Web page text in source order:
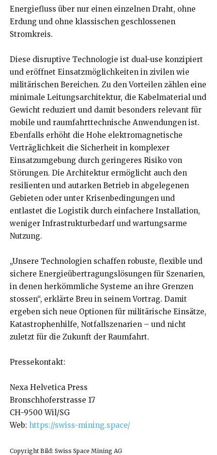
Energiefluss über nur einen einzelnen Draht, ohne
Erdung und ohne klassischen geschlossenen
Stromkreis.
Diese disruptive Technologie ist dual-use konzipiert
und eröffnet Einsatzmöglichkeiten in zivilen wie
militärischen Bereichen. Zu den Vorteilen zählen eine
minimale Leitungsarchitektur, die Kabelmaterial und
Gewicht reduziert und damit besonders relevant für
mobile und raumfahrttechnische Anwendungen ist.
Ebenfalls erhöht die Hohe elektromagnetische
Verträglichkeit die Sicherheit in komplexer
Einsatzumgebung durch geringeres Risiko von
Störungen. Die Architektur ermöglicht auch den
resilienten und autarken Betrieb in abgelegenen
Gebieten oder unter Krisenbedingungen und
entlastet die Logistik durch einfachere Installation,
weniger Infrastrukturbedarf und wartungsarme
Nutzung.
„Unsere Technologien schaffen robuste, flexible und
sichere Energieübertragungslösungen für Szenarien,
in denen herkömmliche Systeme an ihre Grenzen
stossen“, erklärte Breu in seinem Vortrag. Damit
ergeben sich neue Optionen für militärische Einsätze,
Katastrophenhilfe, Notfallszenarien – und nicht
zuletzt für die Zukunft der Raumfahrt.
Pressekontakt:
Nexa Helvetica Press
Bronschhoferstrasse 17
CH-9500 Wil/SG
Web: https://swiss-mining.space/
Copyright Bild: Swiss Space Mining AG